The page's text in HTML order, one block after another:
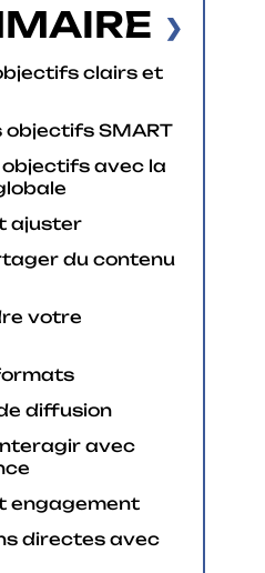
clairs et
objectifs SMART
objectifs avec la
ajuster
du contenu
votre
diffusion
avec
engagement
directes avec